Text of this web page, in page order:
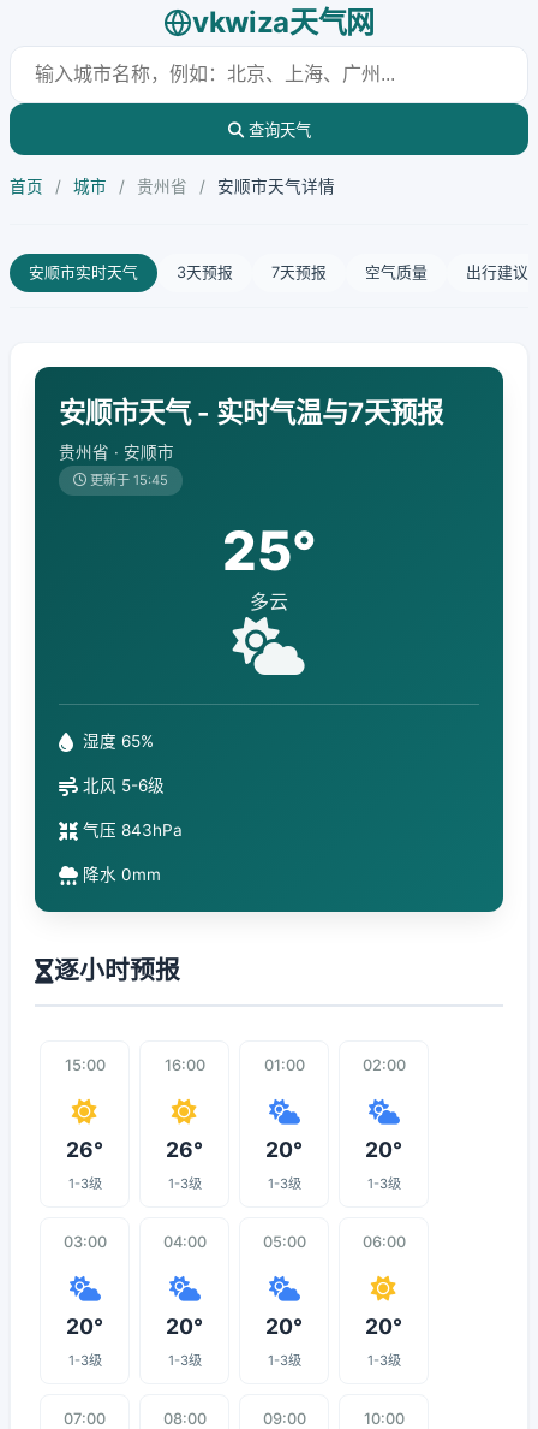
vkwiza天气网
查询天气
首页 / 城市 / 贵州省 / 安顺市天气详情
安顺市实时天气 3天预报 7天预报 空气质量 出行建议
安顺市天气 - 实时气温与7天预报
贵州省 · 安顺市
更新于 15:45
25°
多云
湿度 65%
北风 5-6级
气压 843hPa
降水 0mm
逐小时预报
15:00
26°
1-3级
16:00
26°
1-3级
01:00
20°
1-3级
02:00
20°
1-3级
03:00
20°
1-3级
04:00
20°
1-3级
05:00
20°
1-3级
06:00
20°
1-3级
07:00 08:00 09:00 10:00